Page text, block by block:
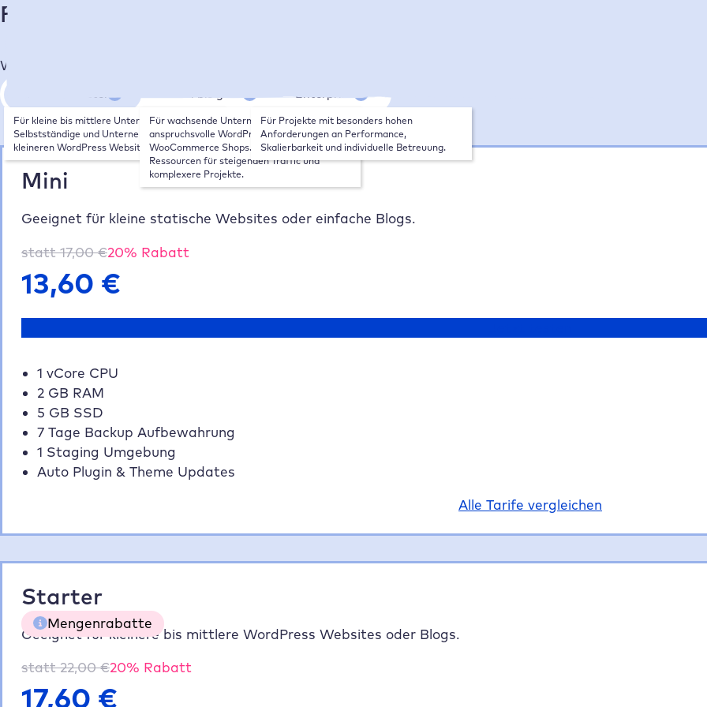
Finde deinen passenden Hostingtarif
Wähle die Größe deiner Website/deines Shops:
Klein bis mittel
Für kleine bis mittlere Unternehmen,
Selbstständige und Unternehmen mit
kleineren WordPress Websites.
Mittel bis groß
Für wachsende Unternehmen,
anspruchsvolle WordPress Websites und
WooCommerce Shops. Mehr Leistung und
Ressourcen für steigenden Traffic und
komplexere Projekte.
Enterprise
Für Projekte mit besonders hohen
Anforderungen an Performance,
Skalierbarkeit und individuelle Betreuung.
Mini
Geeignet für kleine statische Websites oder einfache Blogs.
statt17,00€20% Rabatt
13,60 €
1 vCore CPU
2 GB RAM
5 GB SSD
7 Tage Backup Aufbewahrung
1 Staging Umgebung
Auto Plugin & Theme Updates
Alle Tarife vergleichen
Starter
Mengenrabatte
5 Websites20% gespart
10 Websites
Geeignet für kleinere bis mittlere WordPress Websites oder Blogs.
statt22,00€20% Rabatt
17,60 €